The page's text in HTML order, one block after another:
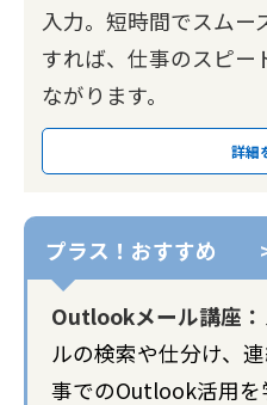
入力。短時間でスムー
すれば、仕事のスピー
ながります。
詳細
Outlookメール講座：
ルの検索や仕分け、
事でのOutlook活用を